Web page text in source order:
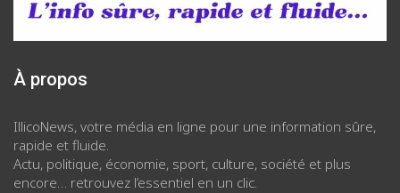
À propos
IllicoNews, votre média en ligne pour une information sûre,
rapide et fluide.
Actu, politique, économie, sport, culture, société et plus
encore… retrouvez l’essentiel en un clic.